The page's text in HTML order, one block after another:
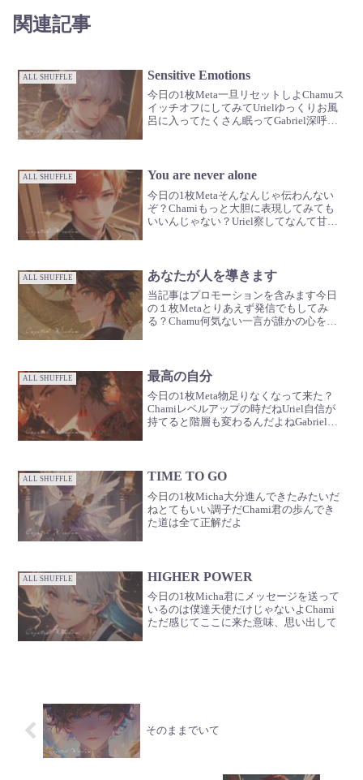
関連記事
ALL SHUFFLE Sensitive Emotions
今日の1枚Meta一旦リセットしよChamuス
イッチオフにしてみてUrielゆっくりお風
呂に入ってたくさん眠ってGabriel深呼吸
ALL SHUFFLE You are never alone
今日の1枚Metaそんなんじゃ伝わんない
ぞ？Chamiもっと大胆に表現してみても
いいんじゃない？Uriel察してなんて甘え
ALL SHUFFLE あなたが人を導きます
当記事はプロモーションを含みます今日
の１枚Metaとりあえず発信でもしてみ
る？Chamu何気ない一言が誰かの心を動
ALL SHUFFLE 最高の自分
今日の1枚Meta物足りなくなって来た？
Chamiレベルアップの時だねUriel自信が
持てると階層も変わるんだよねGabrielい
ALL SHUFFLE TIME TO GO
今日の1枚Micha大分進んできたみたいだ
ねとてもいい調子だChami君の歩んでき
た道は全て正解だよ
ALL SHUFFLE HIGHER POWER
今日の1枚Micha君にメッセージを送って
いるのは僕達天使だけじゃないよChami
ただ感じてここに来た意味、思い出して
そのままでいて